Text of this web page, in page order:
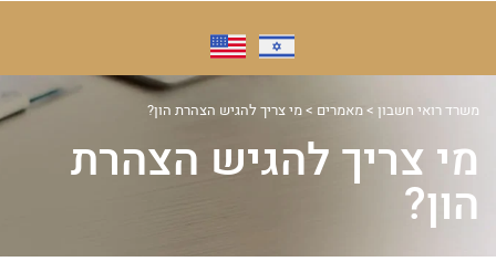
משרד רואי חשבון >מאמרים >מי צריך להגיש הצהרת הון?
מי צריך להגיש הצהרת
הון?